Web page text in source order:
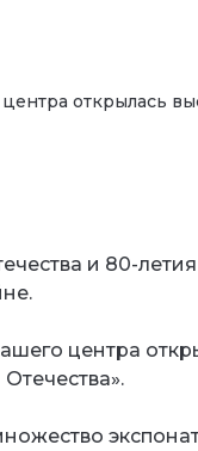
открылась
и 80-
центра